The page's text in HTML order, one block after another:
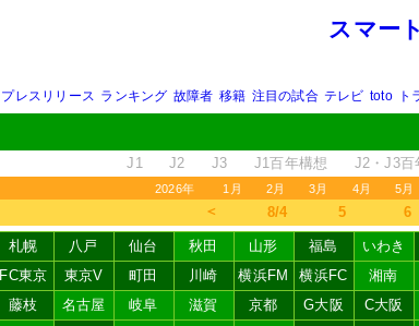
スマー
プレスリリース ランキング 故障者 移籍 注目の試合 テレビ toto ト
J1 J2 J3 J1百年構想 J2・J3百
2026年 1月 2月 3月 4月 5月
＜ 8/4 5 6
札幌 八戸 仙台 秋田 山形 福島 いわき
FC東京
東京V 町田 川崎 横浜FM 横浜FC 湘南
藤枝
名古屋 岐阜 滋賀 京都 G大阪 C大阪